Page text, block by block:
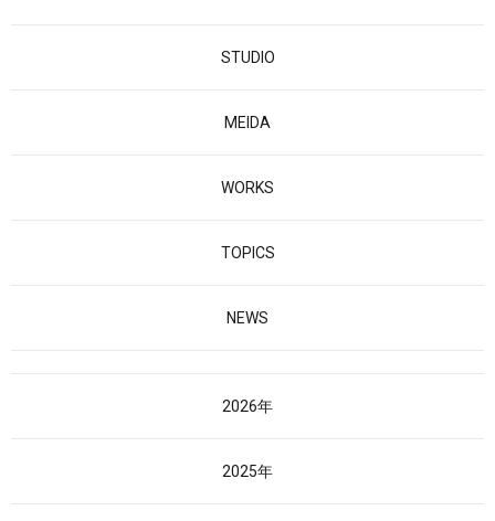
STUDIO
MEIDA
WORKS
TOPICS
NEWS
2026年
2025年